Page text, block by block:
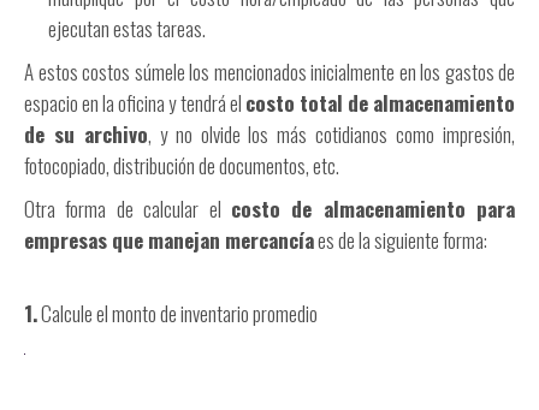
ejecutan estas tareas.
A estos costos súmele los mencionados inicialmente en los gastos de
espacio en la oficina y tendrá el costo total de almacenamiento
de su archivo, y no olvide los más cotidianos como impresión,
fotocopiado, distribución de documentos, etc.
Otra forma de calcular el costo de almacenamiento para
empresas que manejan mercancíaes de la siguiente forma:
1.Calcule el monto de inventario promedio